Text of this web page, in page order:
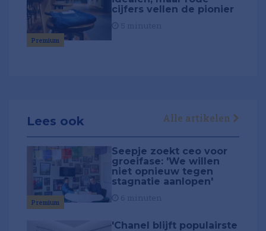
Premium
cijfers vellen de pionier
Lees ook Alle artikelen
Premium
Seepje zoekt ceo voor
groeifase: 'We willen
niet opnieuw tegen
stagnatie aanlopen'
'Chanel blijft populairste